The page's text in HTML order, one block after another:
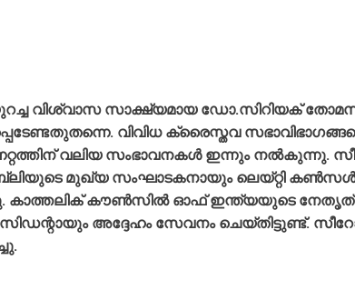
വിശ്വാസ സാക്ഷ്യമായ ഡോ.സിറിയക്
വിവിധ ക്രൈസ്തവ
വലിയ സംഭാവനകള്‍ ഇന്നും നല്‍കുന്നു.
മുഖ്യ സംഘാടകനായും ലെയ്റ്റി
കാത്തലിക് കൗണ്‍സില്‍ ഓഫ് ഇന്ത്യയുടെ
അദ്ദേഹം സേവനം ചെയ്തിട്ടുണ്ട്.